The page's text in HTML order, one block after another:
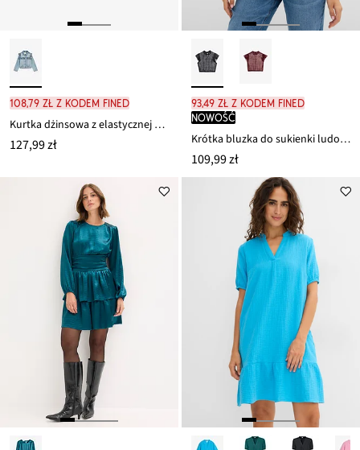
108,79 zł z kodem FINED
Kurtka dżinsowa z elastycznej mieszanki bawełny organicznej
127,99 zł
93,49 zł z kodem FINED
nowość
Krótka bluzka do sukienki ludowej
109,99 zł